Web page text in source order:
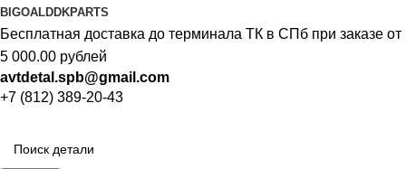
BIGOALDDKPARTS
Бесплатная доставка до терминала ТК в СПб при заказе от
5 000.00 рублей
avtdetal.spb@gmail.com
+7 (812) 389-20-43